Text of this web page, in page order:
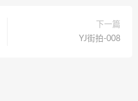
下一篇
YJ街拍-008